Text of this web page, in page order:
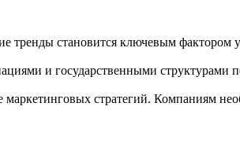
тренды становится ключевым фактором
и государственными структурами
стратегий. Компаниям